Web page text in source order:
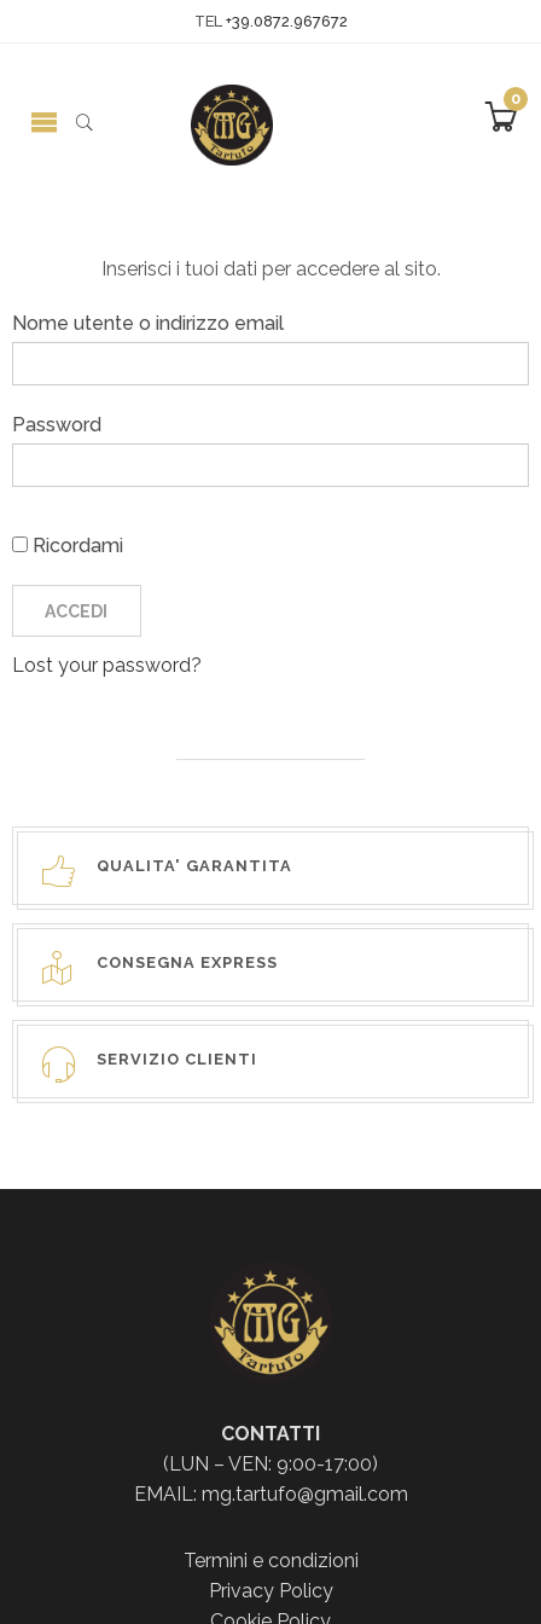
TEL +39.0872.967672
0
Inserisci i tuoi dati per accedere al sito.
Nome utente o indirizzo email
Password
Ricordami
Lost your password?
QUALITA' GARANTITA
CONSEGNA EXPRESS
SERVIZIO CLIENTI
CONTATTI
(LUN – VEN: 9:00-17:00)
EMAIL: mg.tartufo@gmail.com
Termini e condizioni
Privacy Policy